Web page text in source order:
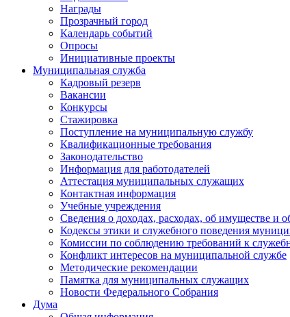
Награды
Прозрачный город
Календарь событий
Опросы
Инициативные проекты
Муниципальная служба
Кадровый резерв
Вакансии
Конкурсы
Стажировка
Поступление на муниципальную службу
Квалификационные требования
Законодательство
Информация для работодателей
Аттестация муниципальных служащих
Контактная информация
Учебные учреждения
Сведения о доходах, расходах, об имуществе и
Кодексы этики и служебного поведения
Комиссии по соблюдению требований к
Конфликт интересов на муниципальной службе
Методические рекомендации
Памятка для муниципальных служащих
Новости Федерального Cобрания
Дума